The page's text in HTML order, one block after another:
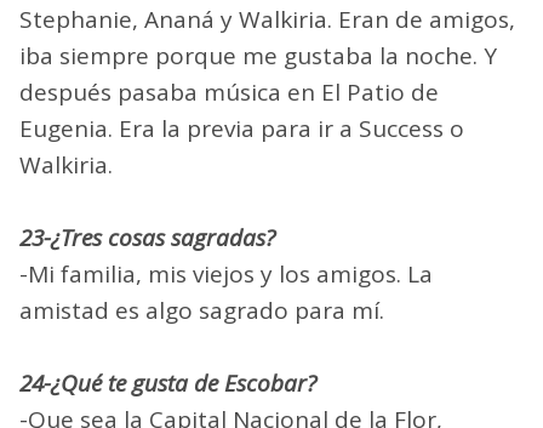
Stephanie, Ananá y Walkiria. Eran de amigos,
iba siempre porque me gustaba la noche. Y
después pasaba música en El Patio de
Eugenia. Era la previa para ir a Success o
Walkiria.
23-¿Tres cosas sagradas?
-Mi familia, mis viejos y los amigos. La
amistad es algo sagrado para mí.
24-¿Qué te gusta de Escobar?
-Que sea la Capital Nacional de la Flor,